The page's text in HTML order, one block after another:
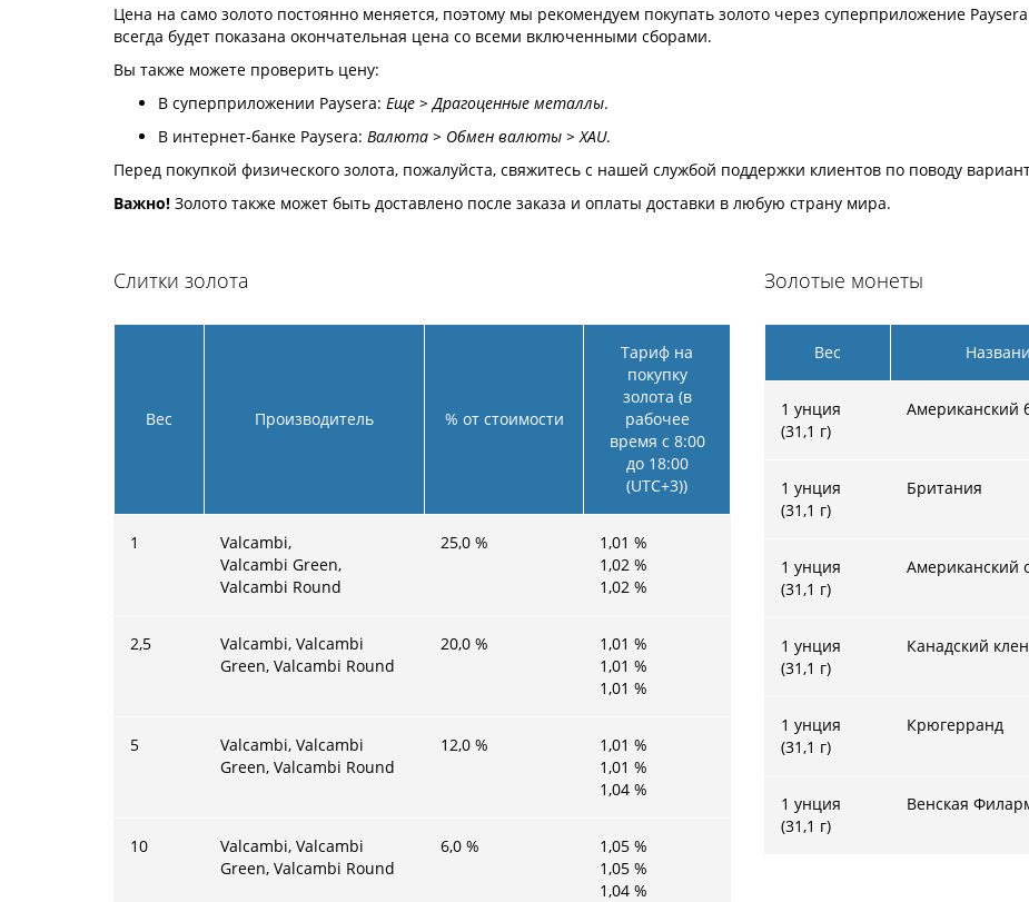
Цена на само золото постоянно меняется, поэтому мы рекомендуем покупать золото через суперприложение
всегда будет показана окончательная цена со всеми включенными сборами.
Вы также можете проверить цену:
В суперприложении Paysera: Еще > Драгоценные металлы.
В интернет-банке Paysera: Валюта > Обмен валюты > XAU.
Перед покупкой физического золота, пожалуйста, свяжитесь с нашей службой поддержки клиентов по поводу
Важно! Золото также может быть доставлено после заказа и оплаты доставки в любую страну мира.
Слитки золота
Вес Производитель % от стоимости
Тариф на
покупку
золота (в
рабочее
время с 8:00
до 18:00
(UTC+3))
1
Valcambi,
Valcambi Green,
Valcambi Round
25,0 % 1,01 %
1,02 %
1,02 %
2,5
Valcambi, Valcambi
Green, Valcambi Round
20,0 % 1,01 %
1,01 %
1,01 %
5
Valcambi, Valcambi
Green, Valcambi Round
12,0 % 1,01 %
1,01 %
1,04 %
10
Valcambi, Valcambi
Green, Valcambi Round
6,0 % 1,05 %
1,05 %
1,04 %
Золотые монеты
Вес
1 унция
(31,1 г)
Американский
1 унция
(31,1 г)
Британия
1 унция
(31,1 г)
Американский
1 унция
(31,1 г)
Канадский
1 унция
(31,1 г)
Крюгерранд
1 унция
(31,1 г)
Венская